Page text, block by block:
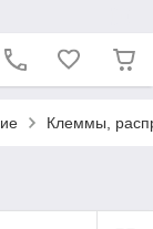
Клеммы,